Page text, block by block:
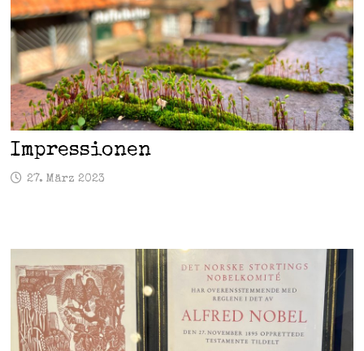
Impressionen
27. März 2023